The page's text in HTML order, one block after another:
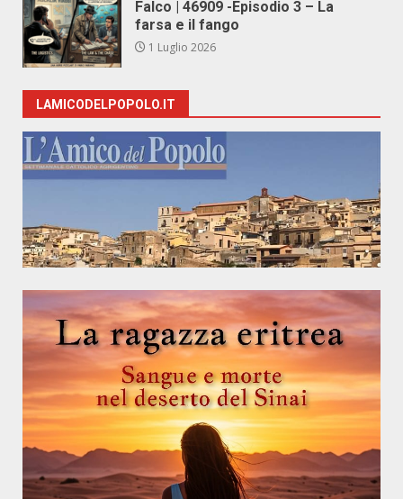
Falco | 46909 -Episodio 3 – La
farsa e il fango
1 Luglio 2026
LAMICODELPOPOLO.IT